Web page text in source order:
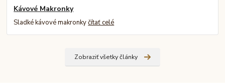
Kávové Makronky
Sladké kávové makronkyčítať celé
Zobraziť všetky články